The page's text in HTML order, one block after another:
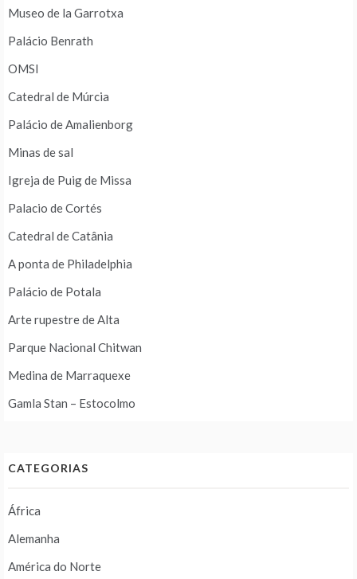
Museo de la Garrotxa
Palácio Benrath
OMSI
Catedral de Múrcia
Palácio de Amalienborg
Minas de sal
Igreja de Puig de Missa
Palacio de Cortés
Catedral de Catânia
A ponta de Philadelphia
Palácio de Potala
Arte rupestre de Alta
Parque Nacional Chitwan
Medina de Marraquexe
Gamla Stan – Estocolmo
CATEGORIAS
África
Alemanha
América do Norte